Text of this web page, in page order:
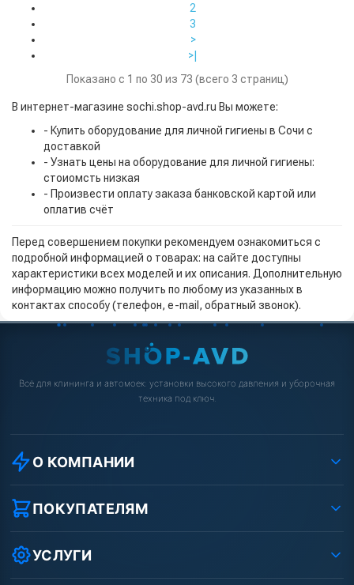
2
3
>
>|
Показано с 1 по 30 из 73 (всего 3 страниц)
В интернет-магазине sochi.shop-avd.ru Вы можете:
- Купить оборудование для личной гигиены в Сочи с
доставкой
- Узнать цены на оборудование для личной гигиены:
стоиомсть низкая
- Произвести оплату заказа банковской картой или
оплатив счёт
Перед совершением покупки рекомендуем ознакомиться с
подробной информацией о товарах: на сайте доступны
характеристики всех моделей и их описания. Дополнительную
информацию можно получить по любому из указанных в
контактах способу (телефон, e-mail, обратный звонок).
Всё для клининга и автомоек: установки высокого давления и уборочная
техника под ключ.
О КОМПАНИИ
О компании
Реквизиты ООО «Шоп АВД»
Условия соглашения
Вакансии
ПОКУПАТЕЛЯМ
Как заказать?
Оплата
УСЛУГИ
Ремонт АВД